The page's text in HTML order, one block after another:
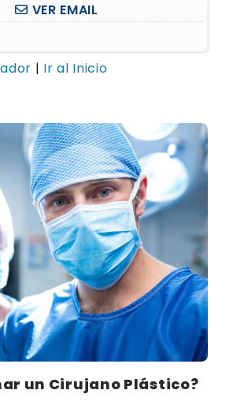
VER EMAIL
| Ir al Inicio
un Cirujano Plástico?